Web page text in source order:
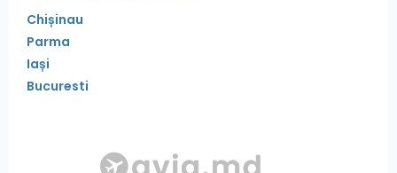
Chișinau
Parma
Iași
Bucuresti